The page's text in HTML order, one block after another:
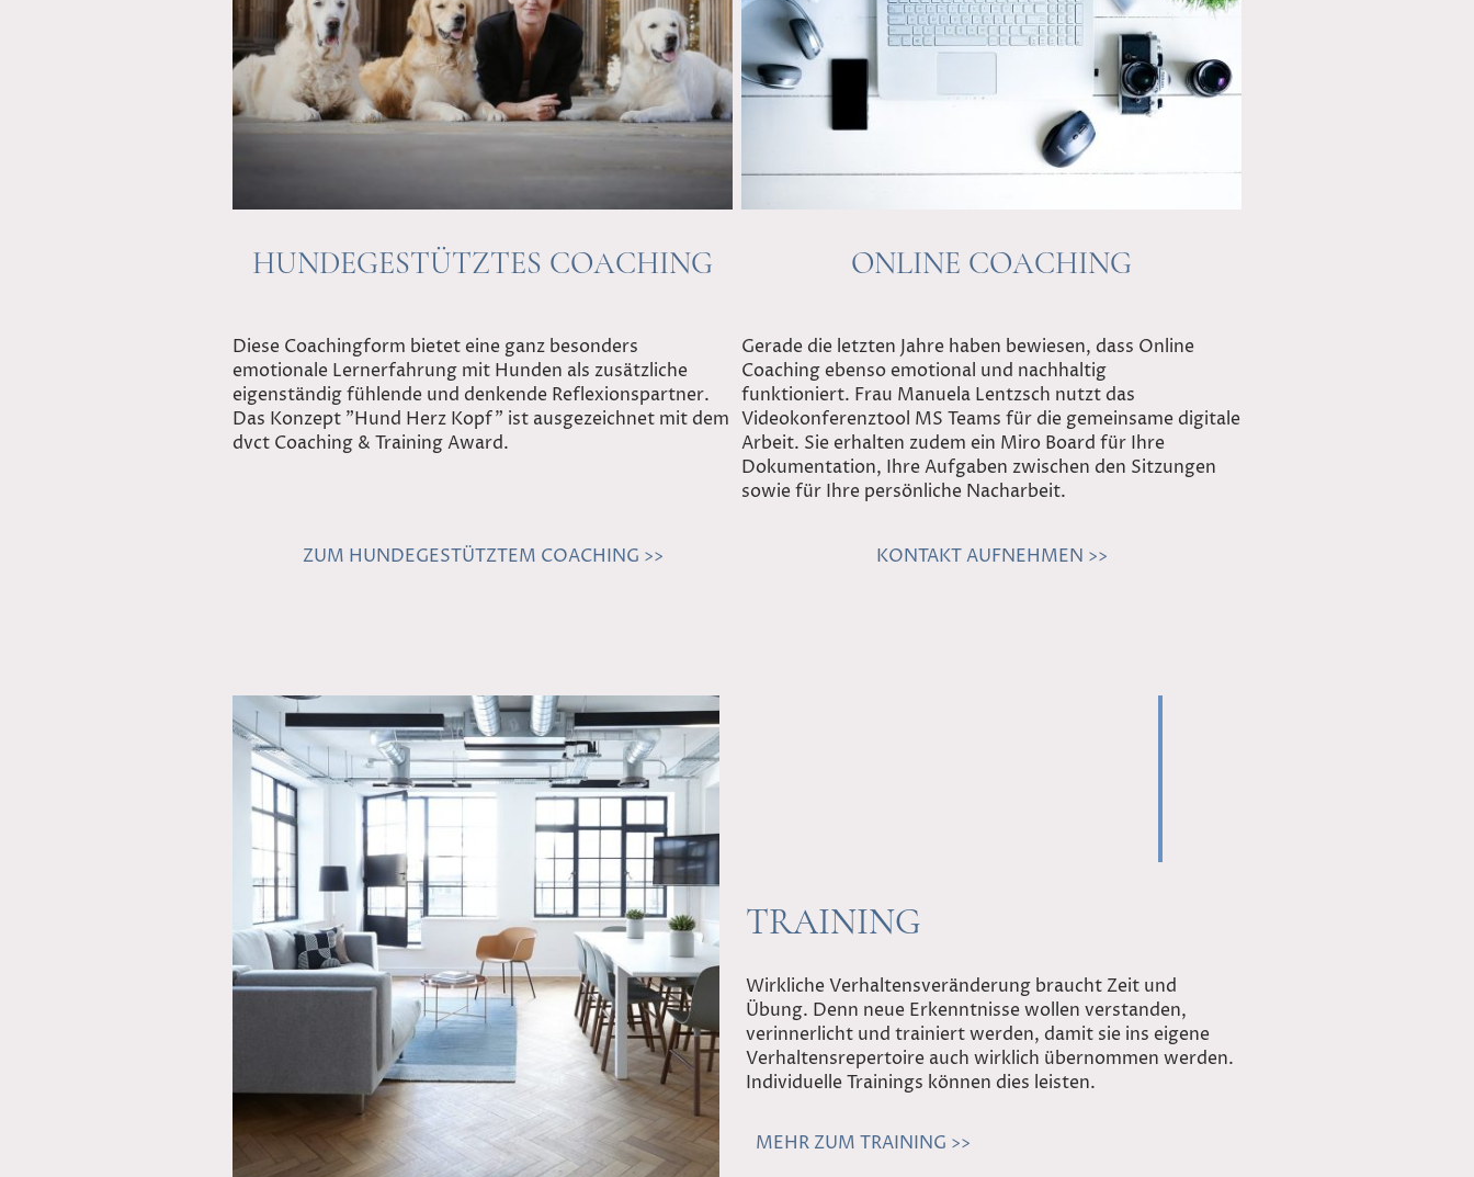
HUNDEGESTÜTZTES COACHING
Diese Coachingform bietet eine ganz besonders
emotionale Lernerfahrung mit Hunden als zusätzliche
eigenständig fühlende und denkende Reflexionspartner.
Das Konzept "Hund Herz Kopf" ist ausgezeichnet mit dem
dvct Coaching & Training Award.
ZUM HUNDEGESTÜTZTEM COACHING >>
ONLINE COACHING
Gerade die letzten Jahre haben bewiesen, dass Online
Coaching ebenso emotional und nachhaltig
funktioniert. Frau Manuela Lentzsch nutzt das
Videokonferenztool MS Teams für die gemeinsame digitale
Arbeit. Sie erhalten zudem ein Miro Board für Ihre
Dokumentation, Ihre Aufgaben zwischen den Sitzungen
sowie für Ihre persönliche Nacharbeit.
KONTAKT AUFNEHMEN >>
TRAINING
Wirkliche Verhaltensveränderung braucht Zeit und
Übung. Denn neue Erkenntnisse wollen verstanden,
verinnerlicht und trainiert werden, damit sie ins eigene
Verhaltensrepertoire auch wirklich übernommen werden.
Individuelle Trainings können dies leisten.
MEHR ZUM TRAINING >>